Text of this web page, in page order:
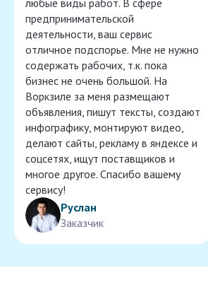
любые виды работ. В сфере
предпринимательской
деятельности, ваш сервис
отличное подспорье. Мне не нужно
содержать рабочих, т.к. пока
бизнес не очень большой. На
Воркзиле за меня размещают
объявления, пишут тексты, создают
инфографику, монтируют видео,
делают сайты, рекламу в яндексе и
соцсетях, ищут поставщиков и
многое другое. Спасибо вашему
сервису!
Руслан
Заказчик